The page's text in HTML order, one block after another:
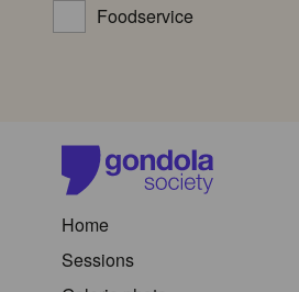
Foodservice
Home
Sessions